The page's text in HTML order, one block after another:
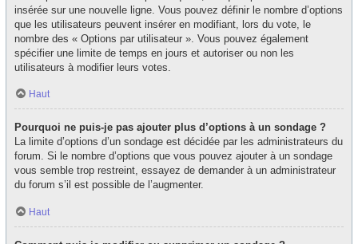
insérée sur une nouvelle ligne. Vous pouvez définir le nombre d’options
que les utilisateurs peuvent insérer en modifiant, lors du vote, le
nombre des « Options par utilisateur ». Vous pouvez également
spécifier une limite de temps en jours et autoriser ou non les
utilisateurs à modifier leurs votes.
Haut
Pourquoi ne puis-je pas ajouter plus d’options à un sondage ?
La limite d’options d’un sondage est décidée par les administrateurs du
forum. Si le nombre d’options que vous pouvez ajouter à un sondage
vous semble trop restreint, essayez de demander à un administrateur
du forum s’il est possible de l’augmenter.
Haut